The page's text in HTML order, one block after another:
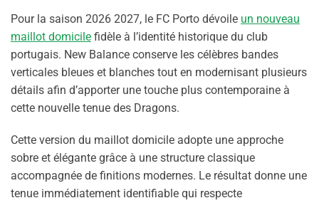
Pour la saison 2026 2027, le FC Porto dévoile un nouveau
maillot domicile fidèle à l’identité historique du club
portugais. New Balance conserve les célèbres bandes
verticales bleues et blanches tout en modernisant plusieurs
détails afin d’apporter une touche plus contemporaine à
cette nouvelle tenue des Dragons.
Cette version du maillot domicile adopte une approche
sobre et élégante grâce à une structure classique
accompagnée de finitions modernes. Le résultat donne une
tenue immédiatement identifiable qui respecte